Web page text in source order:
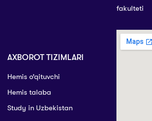
fakulteti
AXBOROT TIZIMLARI
Hemis o’qituvchi
Hemis talaba
Study in Uzbekistan